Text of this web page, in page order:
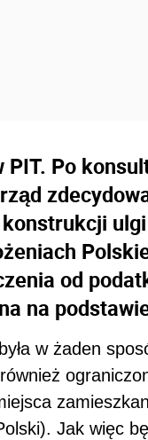
PIT. Po
od
na
w żaden
Jak więc